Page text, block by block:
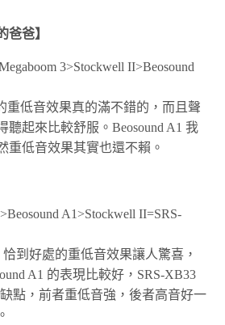
爸爸】
3>Stockwell II>Beosound
重低音效果真的滿不錯的，而且聲
聽起來比較舒服。Beosound A1 我
重低音效果其實也還不賴。
A1>Stockwell II=SRS-
到好處的重低音效果讓人驚喜，
A1 的表現比較好，SRS-XB33
點，前者重低音強，後者高音好一